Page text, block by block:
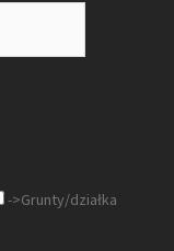
->Grunty/działka